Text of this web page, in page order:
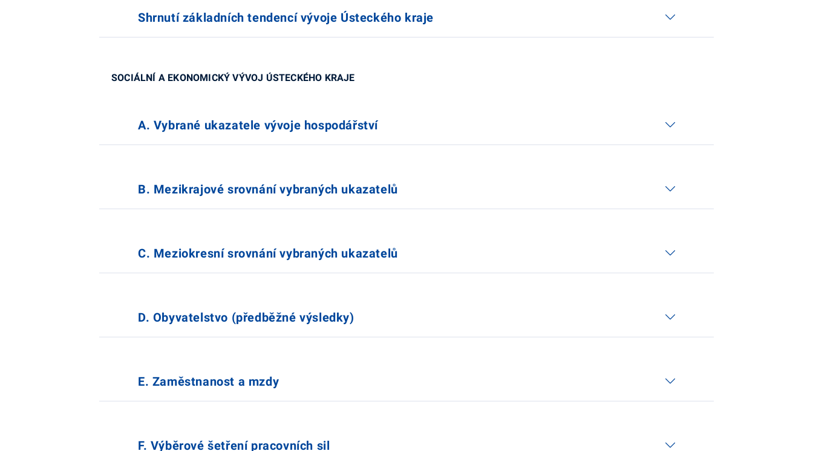
Shrnutí základních tendencí vývoje Ústeckého kraje
SOCIÁLNÍ A EKONOMICKÝ VÝVOJ ÚSTECKÉHO KRAJE
A. Vybrané ukazatele vývoje hospodářství
B. Mezikrajové srovnání vybraných ukazatelů
C. Meziokresní srovnání vybraných ukazatelů
D. Obyvatelstvo (předběžné výsledky)
E. Zaměstnanost a mzdy
F. Výběrové šetření pracovních sil